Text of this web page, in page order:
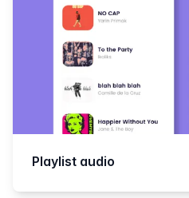
Playlist audio